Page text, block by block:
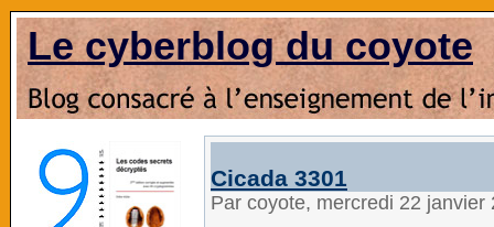
Le cyberblog du coyote
Cicada 3301
Par coyote, mercredi 22